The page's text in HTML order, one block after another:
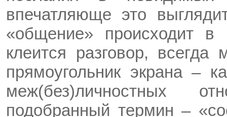
впечатляюще это
«общение» происходит
клеится разговор, всегда
прямоугольник экрана –
меж(без)личностных
подобранный термин –